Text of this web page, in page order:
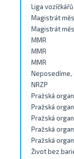
Liga vozíčkářů
Magistrát
Magistrát
MMR
MMR
MMR
Neposedíme,
NRZP
Pražská
Pražská
Pražská
Pražská
Pražská
Život bez